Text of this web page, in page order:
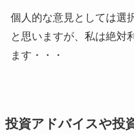
個人的な意見としては選
と思いますが、私は絶対
ます・・・
投資アドバイスや投